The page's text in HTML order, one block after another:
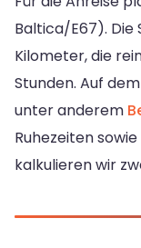
Baltica/E67).
Kilometer, die
Stunden. Auf
unter anderem
Ruhezeiten
kalkulieren wir